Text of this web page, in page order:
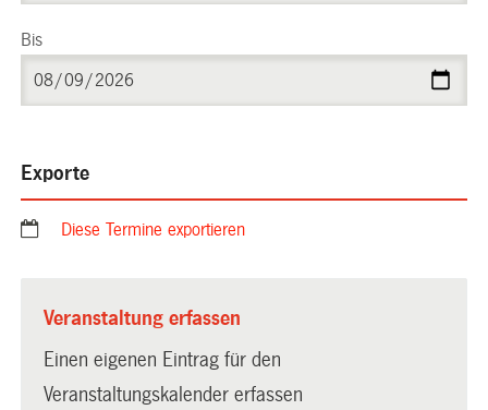
Bis
Exporte
Diese Termine exportieren
Veranstaltung erfassen
Einen eigenen Eintrag für den
Veranstaltungskalender erfassen